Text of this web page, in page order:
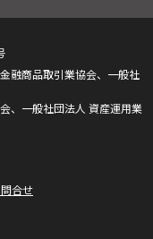
融商品取引業協会、一般社
、一般社団法人 資産運用業
合せ